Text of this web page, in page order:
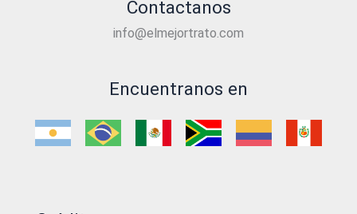
Contactanos
info@elmejortrato.com
Encuentranos en